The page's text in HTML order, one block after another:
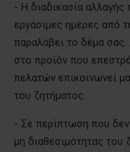
- Η διαδικασία αλλαγής
εργάσιμες ημέρες από
παραλάβει το δέμα
στο προϊόν που
πελατών επικοινωνεί
του ζητήματος.
- Σε περίπτωση που δεν
μη διαθεσιμότητας του